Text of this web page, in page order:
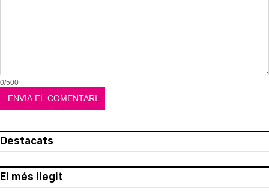
0/500
Destacats
El més llegit